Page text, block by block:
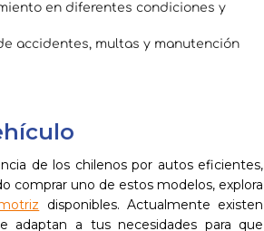
en diferentes condiciones y
accidentes, multas y manutención
de los chilenos por autos eficientes,
comprar uno de estos modelos, explora
disponibles. Actualmente existen
adaptan a tus necesidades para que